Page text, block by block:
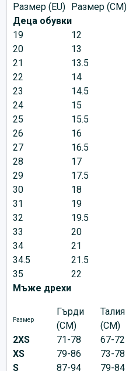
Размер (EU) Размер (CM)
Деца обувки
19
12
20
13
21
13.5
22
14
23
14.5
24
15
25
15.5
26
16
27
16.5
28
17
29
17.5
30
18
31
19
32
19.5
33
20
34
21
34.5
21.5
35
22
Мъже дрехи
Размер
Гърди
(CM)
Талия
(CM)
2XS
71-78 67-72
XS
79-86 73-78
S
87-94 79-84